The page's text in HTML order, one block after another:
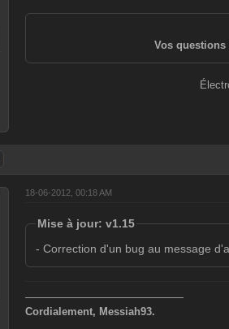
Vos questions
18-06-2012, 00:18 AM
Mise à jour: v1.15
- Correction d'un bug au message
———————————————
Cordialement, Messiah93.